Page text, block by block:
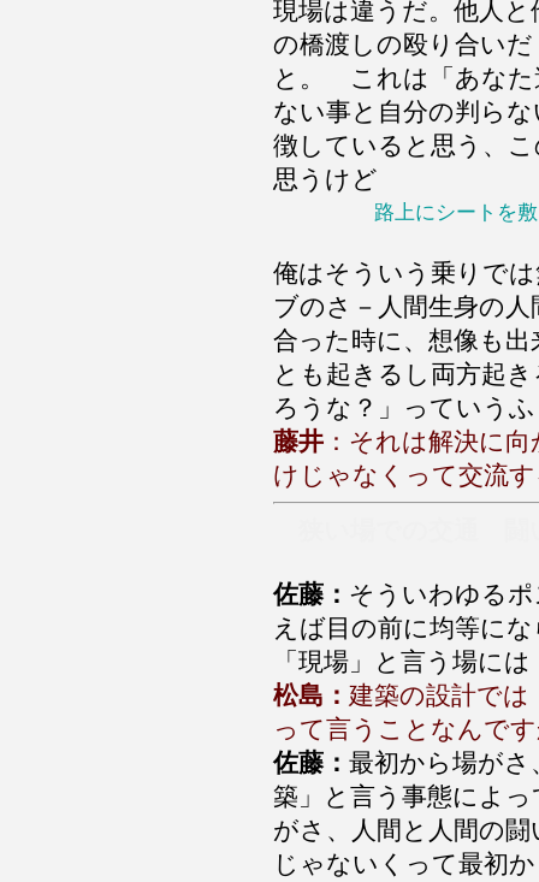
現場は違うだ。他人と
の橋渡しの殴り合いだ
と。 これは「あなた
ない事と自分の判ら
徴していると思う、
思うけど
路上にシートを
俺はそういう乗りで
ブのさ－人間生身の
合った時に、想像も
とも起きるし両方起
ろうな？」っていう
藤井 ：それは解決に
けじゃなくって交流
佐藤： そういわゆる
えば目の前に均等に
「現場」と言う場には
松島： 建築の設計で
って言うことなんで
佐藤： 最初から場がさ
築」と言う事態によ
がさ、人間と人間の
じゃないくって最初